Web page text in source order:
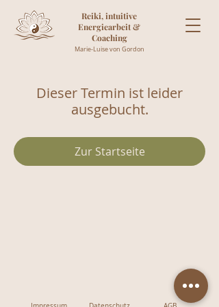
Reiki, intuitive
Energiearbeit &
Coaching
Marie-Luise von Gordon
Dieser Termin ist leider
ausgebucht.
Zur Startseite